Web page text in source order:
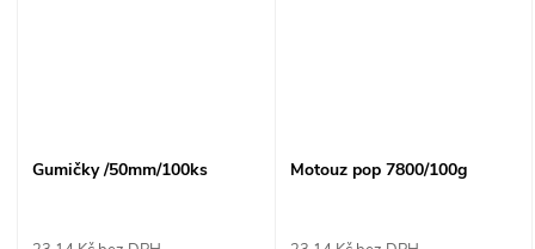
Gumičky /50mm/100ks Motouz pop 7800/100g